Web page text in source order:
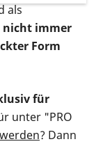
als
nicht immer
Form
für
unter "PRO
? Dann